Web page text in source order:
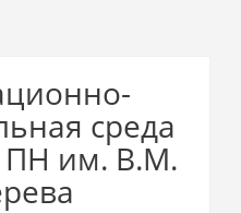
среда
им. В.М.